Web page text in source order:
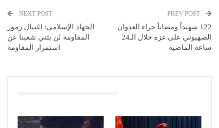
122 شهيداً ومصاباً جراء العدوان
الصهيوني على غزة خلال الـ24
ساعة الماضية
NEXT POST
الجهاد الإسلامي: اغتيال رموز
المقاومة لن يثني شعبنا عن
استمرار المقاومة